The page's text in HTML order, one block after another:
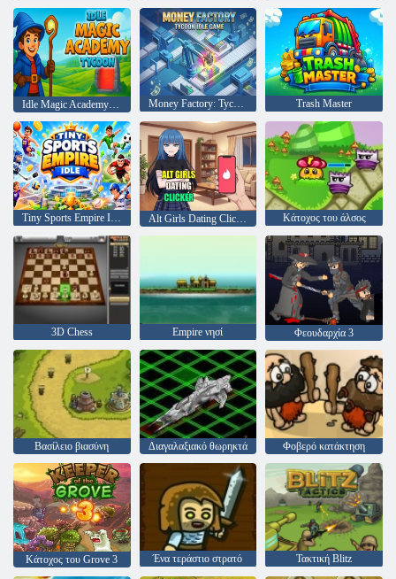
Idle Magic Academy Tycoon Money Factory: Tycoon Idle Game Trash Master
Tiny Sports Empire Idle Alt Girls Dating Clicker Κάτοχος του άλσος
3D Chess Empire νησί Φεουδαρχία 3
Βασίλειο βιασύνη Διαγαλαξιακό θωρηκτά Φοβερό κατάκτηση
Κάτοχος του Grove 3 Ένα τεράστιο στρατό Τακτική Blitz